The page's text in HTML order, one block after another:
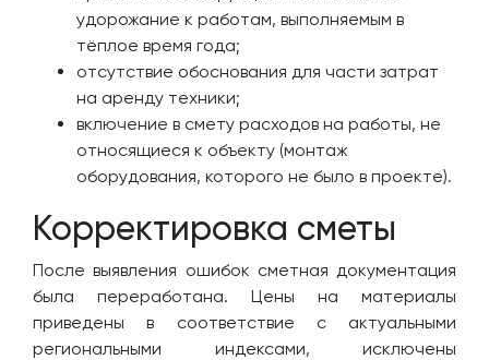
удорожание к работам, выполняемым в
тёплое время года;
отсутствие обоснования для части затрат
на аренду техники;
включение в смету расходов на работы, не
относящиеся к объекту (монтаж
оборудования, которого не было в проекте).
Корректировка сметы
После выявления ошибок сметная документация
была переработана. Цены на материалы
приведены в соответствие с актуальными
региональными индексами, исключены